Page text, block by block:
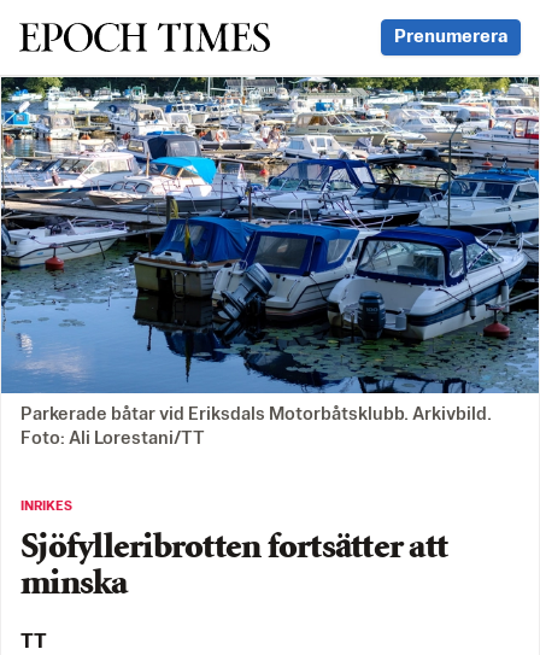
Svenska Epoch Times Prenumerera
Parkerade båtar vid Eriksdals Motorbåtsklubb. Arkivbild.
Foto: Ali Lorestani/TT
INRIKES
Sjöfylleribrotten fortsätter att
minska
TT